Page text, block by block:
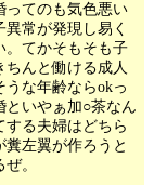
ってのも気色悪い
常が発現し易く
。てかそもそも子
んと働ける成人
な年齢ならokっ
といやぁ加○茶なん
る夫婦はどちら
左翼が作ろうと
。